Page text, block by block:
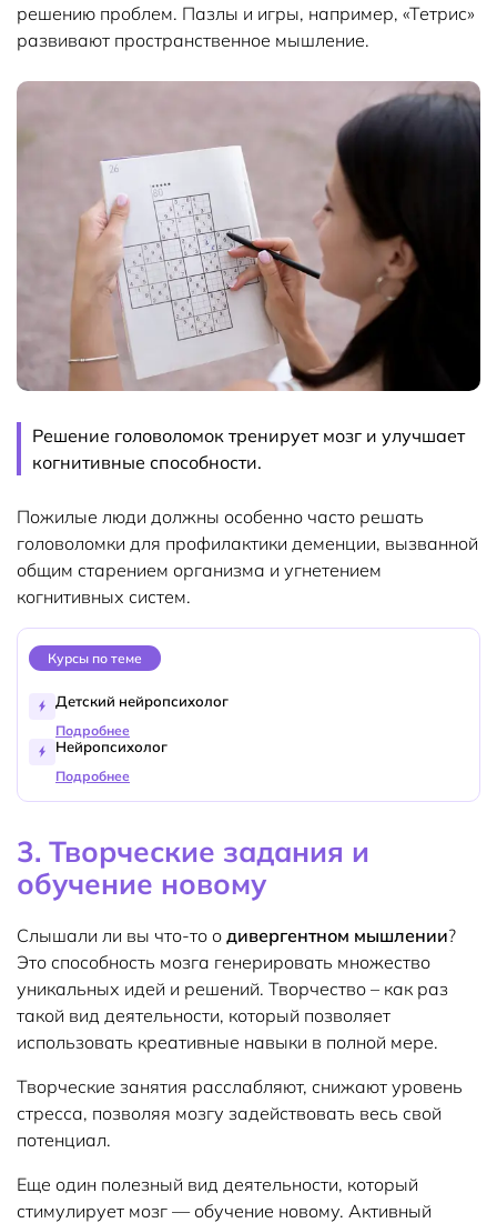
решению проблем. Пазлы и игры, например, «Тетрис»
развивают пространственное мышление.
Решение головоломок тренирует мозг и улучшает
когнитивные способности.
Пожилые люди должны особенно часто решать
головоломки для профилактики деменции, вызванной
общим старением организма и угнетением
когнитивных систем.
Курсы по теме
Детский нейропсихолог
Подробнее
Нейропсихолог
Подробнее
3. Творческие задания и
обучение новому
Слышали ли вы что-то о дивергентном мышлении?
Это способность мозга генерировать множество
уникальных идей и решений. Творчество – как раз
такой вид деятельности, который позволяет
использовать креативные навыки в полной мере.
Творческие занятия расслабляют, снижают уровень
стресса, позволяя мозгу задействовать весь свой
потенциал.
Еще один полезный вид деятельности, который
стимулирует мозг — обучение новому. Активный